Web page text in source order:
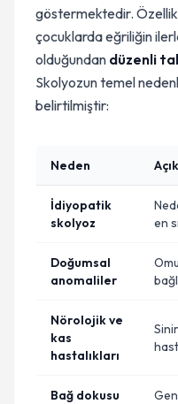
göstermektedir.
çocuklarda eğriliğin
olduğundan düzenli
Skolyozun temel
belirtilmiştir:
Neden
İdiyopatik
skolyoz
en
Doğumsal
anomaliler
Nörolojik ve
kas
hastalıkları
Bağ dokusu